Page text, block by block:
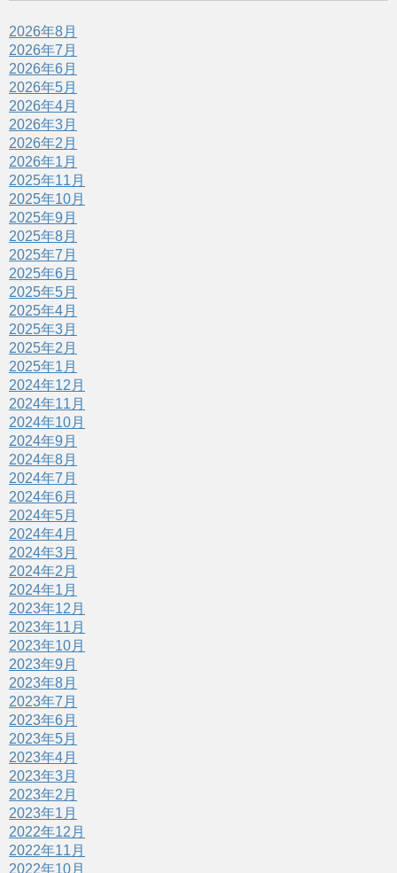
2026年8月
2026年7月
2026年6月
2026年5月
2026年4月
2026年3月
2026年2月
2026年1月
2025年11月
2025年10月
2025年9月
2025年8月
2025年7月
2025年6月
2025年5月
2025年4月
2025年3月
2025年2月
2025年1月
2024年12月
2024年11月
2024年10月
2024年9月
2024年8月
2024年7月
2024年6月
2024年5月
2024年4月
2024年3月
2024年2月
2024年1月
2023年12月
2023年11月
2023年10月
2023年9月
2023年8月
2023年7月
2023年6月
2023年5月
2023年4月
2023年3月
2023年2月
2023年1月
2022年12月
2022年11月
2022年10月